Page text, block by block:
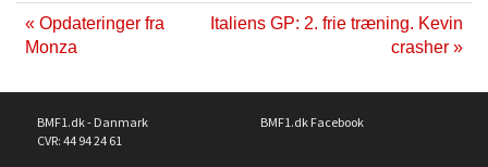
« Opdateringer fra
Monza
Italiens GP: 2. frie træning. Kevin
crasher »
BMF1.dk - Danmark
CVR: 44 94 24 61
BMF1.dk Facebook